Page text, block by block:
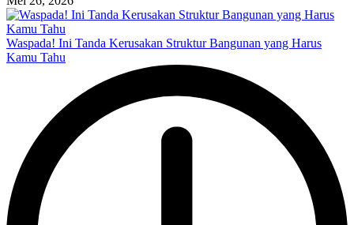
Waspada! Ini Tanda Kerusakan Struktur Bangunan yang Harus
Kamu Tahu